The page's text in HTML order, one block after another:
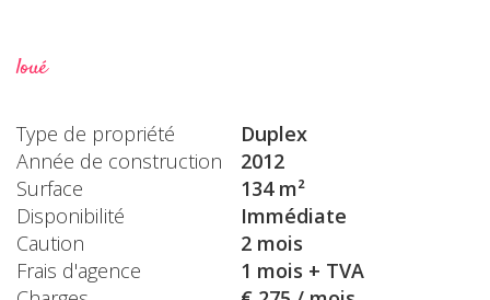
loué
Type de propriété
Duplex
Année de construction
2012
Surface
134 m²
Disponibilité
Immédiate
Caution
2 mois
Frais d'agence
1 mois + TVA